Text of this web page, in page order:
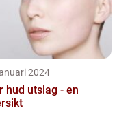
2024
hud utslag - en